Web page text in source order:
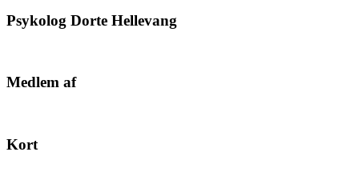
Psykolog Dorte Hellevang
Medlem af
Kort